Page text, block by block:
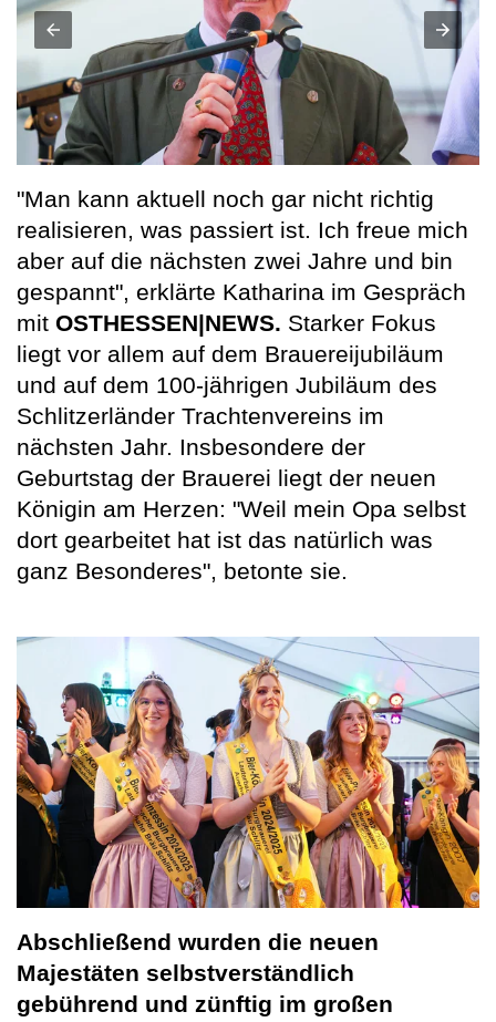
"Man kann aktuell noch gar nicht richtig
realisieren, was passiert ist. Ich freue mich
aber auf die nächsten zwei Jahre und bin
gespannt", erklärte Katharina im Gespräch
mit OSTHESSEN|NEWS. Starker Fokus
liegt vor allem auf dem Brauereijubiläum
und auf dem 100-jährigen Jubiläum des
Schlitzerländer Trachtenvereins im
nächsten Jahr. Insbesondere der
Geburtstag der Brauerei liegt der neuen
Königin am Herzen: "Weil mein Opa selbst
dort gearbeitet hat ist das natürlich was
ganz Besonderes", betonte sie.
Abschließend wurden die neuen
Majestäten selbstverständlich
gebührend und zünftig im großen